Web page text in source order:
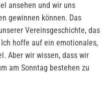
ansehen und wir uns
gewinnen können. Das
Vereinsgeschichte, das
hoffe auf ein emotionales,
Aber wir wissen, dass wir
am Sonntag bestehen zu